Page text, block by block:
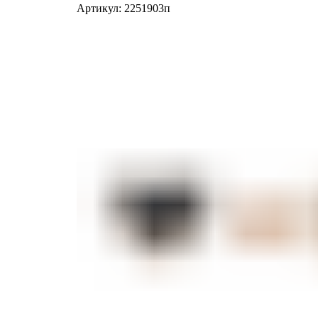
Артикул: 2251903п